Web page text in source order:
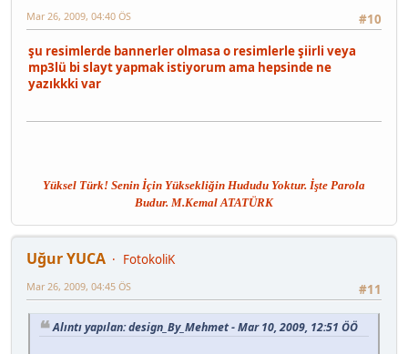
#10
Mar 26, 2009, 04:40 ÖS
şu resimlerde bannerler olmasa o resimlerle şiirli veya
mp3lü bi slayt yapmak istiyorum ama hepsinde ne
yazıkkki var
Yüksel Türk! Senin İçin Yüksekliğin Hududu Yoktur. İşte Parola
Budur. M.Kemal ATATÜRK
Uğur YUCA
FotokoliK
#11
Mar 26, 2009, 04:45 ÖS
Alıntı yapılan: design_By_Mehmet - Mar 10, 2009, 12:51 ÖÖ